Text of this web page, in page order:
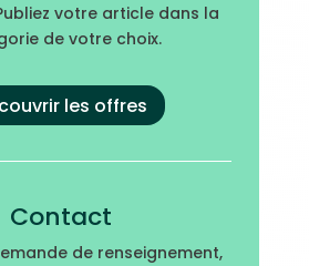
votre article dans la
de votre choix.
les offres
Contact
de renseignement,